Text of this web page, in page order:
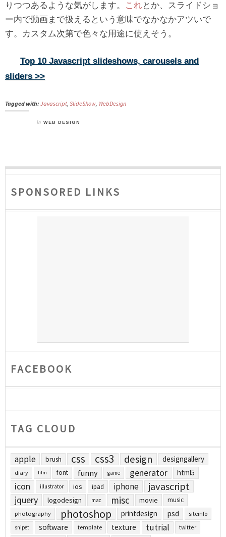
りつつあるような気がします。
これとか、スライドショ
ー内で動画まで扱えるという意味でなかなかアツいで
す。カスタム次第で色々な用途に使えそう。
Top 10 Javascript slideshows, carousels and
sliders >>
Tagged with: Javascript, SlideShow, WebDesign
in WEB DESIGN
SPONSORED LINKS
FACEBOOK
TAG CLOUD
apple brush css css3 design designgallery
diary film font funny game generator html5
icon illustrator ios ipad iphone javascript
jquery logodesign mac misc movie music
photography photoshop printdesign psd siteinfo
snipet software template texture tutrial twitter